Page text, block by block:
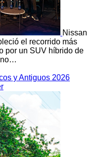
Nissan
el recorrido más
por un SUV híbrido de
no…
y Antiguos 2026